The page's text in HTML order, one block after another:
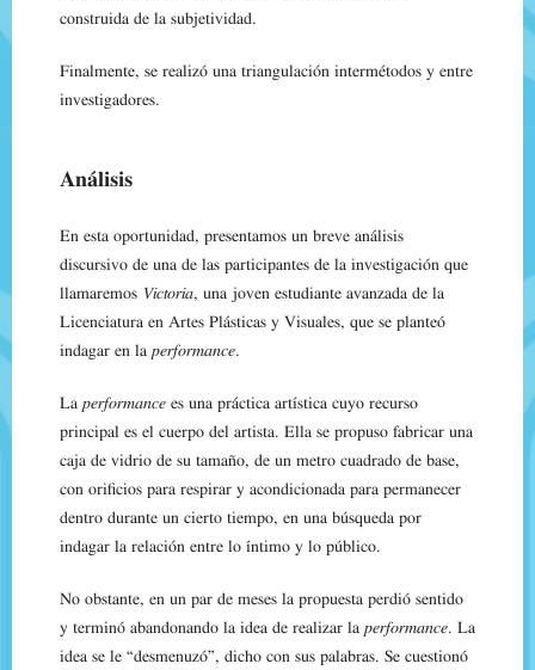
construida de la subjetividad.
Finalmente, se realizó una triangulación intermétodos y entre
investigadores.
Análisis
En esta oportunidad, presentamos un breve análisis
discursivo de una de las participantes de la investigación que
llamaremos Victoria, una joven estudiante avanzada de la
Licenciatura en Artes Plásticas y Visuales, que se planteó
indagar en la performance.
La performancees una práctica artística cuyo recurso
principal es el cuerpo del artista. Ella se propuso fabricar una
caja de vidrio de su tamaño, de un metro cuadrado de base,
con orificios para respirar y acondicionada para permanecer
dentro durante un cierto tiempo, en una búsqueda por
indagar la relación entre lo íntimo y lo público.
No obstante, en un par de meses la propuesta perdió sentido
y terminó abandonando la idea de realizar la performance. La
idea se le “desmenuzó”, dicho con sus palabras. Se cuestionó